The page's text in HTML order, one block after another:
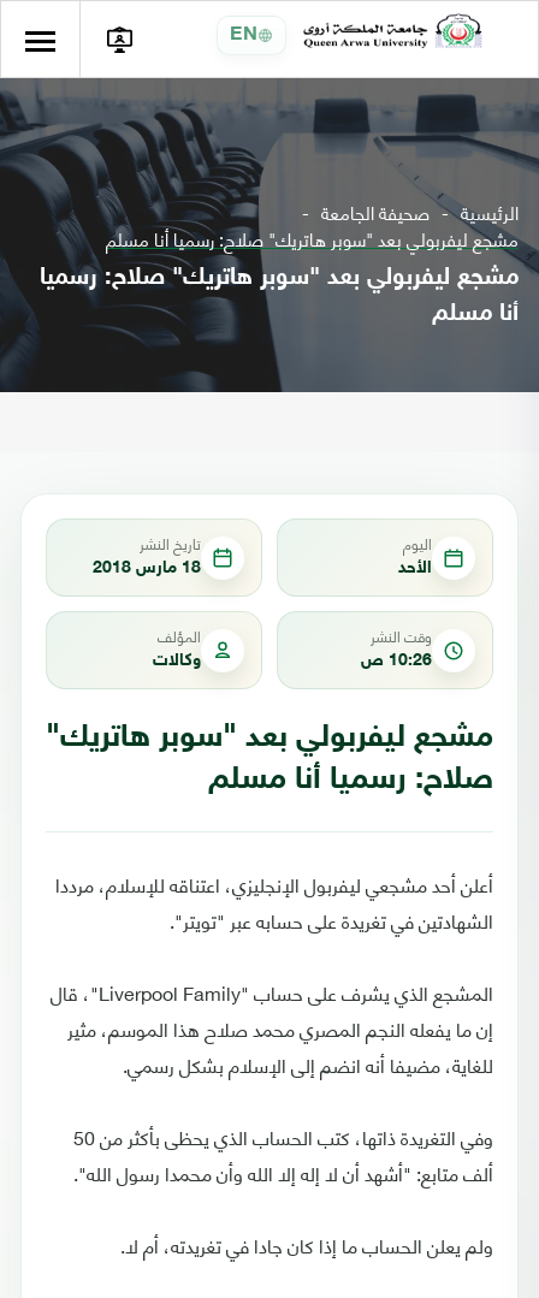
EN
الرئيسية صحيفة الجامعة
مشجع ليفربولي بعد "سوبر هاتريك" صلاح: رسميا أنا مسلم
مشجع ليفربولي بعد "سوبر هاتريك" صلاح: رسميا
أنا مسلم
اليوم
الأحد
تاريخ النشر
18 مارس 2018
وقت النشر
10:26 ص
المؤلف
وكالات
مشجع ليفربولي بعد "سوبر هاتريك"
صلاح: رسميا أنا مسلم
أعلن أحد مشجعي ليفربول الإنجليزي، اعتناقه للإسلام، مرددا
الشهادتين في تغريدة على حسابه عبر "تويتر".
المشجع الذي يشرف على حساب "Liverpool Family"، قال
إن ما يفعله النجم المصري محمد صلاح هذا الموسم، مثير
للغاية، مضيفا أنه انضم إلى الإسلام بشكل رسمي.
وفي التغريدة ذاتها، كتب الحساب الذي يحظى بأكثر من 50
ألف متابع: "أشهد أن لا إله إلا الله وأن محمدا رسول الله".
ولم يعلن الحساب ما إذا كان جادا في تغريدته، أم لا.